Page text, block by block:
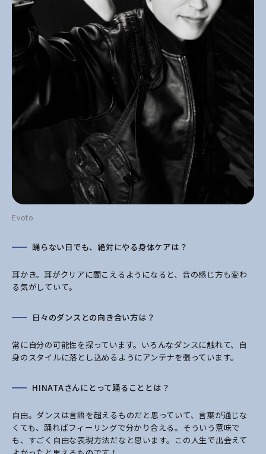
Evoto
踊らない日でも、絶対にやる身体ケアは？
耳かき。耳がクリアに聞こえるようになると、音の感じ方も変わ
る気がしていて。
日々のダンスとの向き合い方は？
常に自分の可能性を探っています。いろんなダンスに触れて、自
身のスタイルに落とし込めるようにアンテナを張っています。
HINATAさんにとって踊ることとは？
自由。ダンスは言語を超えるものだと思っていて、言葉が通じな
くても、踊ればフィーリングで分かり合える。そういう意味で
も、すごく自由な表現方法だなと思います。この人生で出会えて